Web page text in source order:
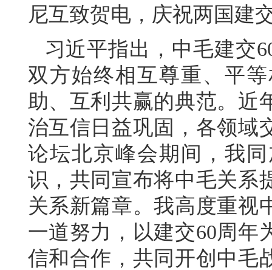
尼互致贺电，庆祝两国建
习近平指出，中毛建交
双方始终相互尊重、平
助、互利共赢的典范。近
治互信日益巩固，各领域
论坛北京峰会期间，我
识，共同宣布将中毛关系
关系新篇章。我高度重视
一道努力，以建交60周年
信和合作，共同开创中毛